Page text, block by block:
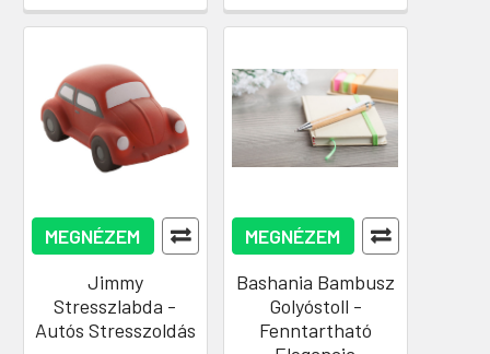
MEGNÉZEM
Jimmy
Stresszlabda -
Autós Stresszoldás
MEGNÉZEM
Bashania Bambusz
Golyóstoll -
Fenntartható